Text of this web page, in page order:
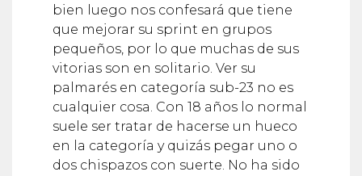
bien luego nos confesará que tiene
que mejorar su sprint en grupos
pequeños, por lo que muchas de sus
vitorias son en solitario. Ver su
palmarés en categoría sub-23 no es
cualquier cosa. Con 18 años lo normal
suele ser tratar de hacerse un hueco
en la categoría y quizás pegar uno o
dos chispazos con suerte. No ha sido